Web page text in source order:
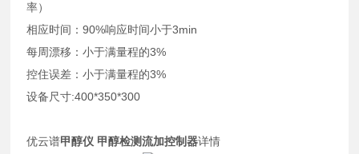
率）
相应时间：90%响应时间小于3min
每周漂移：小于满量程的3%
控住误差：小于满量程的3%
设备尺寸:400*350*300
优云谱甲醇仪 甲醇检测流加控制器详情